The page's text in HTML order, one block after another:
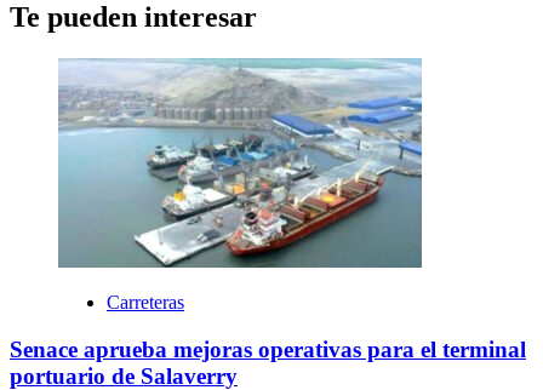
Te pueden interesar
Carreteras
Senace aprueba mejoras operativas para el terminal
portuario de Salaverry